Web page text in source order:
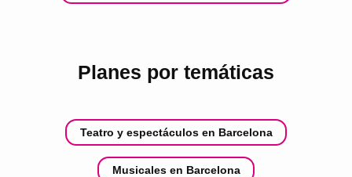
Planes por temáticas
Teatro y espectáculos en Barcelona
Musicales en Barcelona